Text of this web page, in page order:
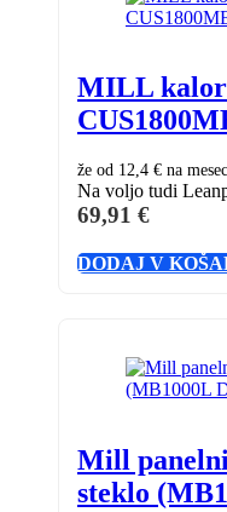
MILL
že od 12,4 € na mesec
Na voljo tudi
69,91 €
DODAJ V
Mill
steklo